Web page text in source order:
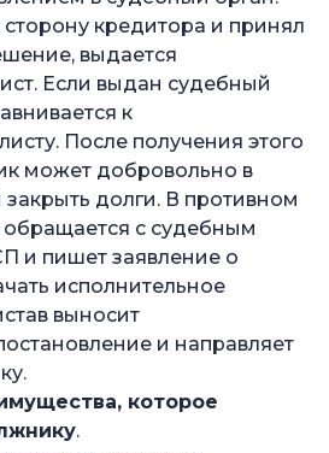
сторону кредитора и принял
выдается
Если выдан судебный
к
После получения этого
может добровольно в
долги. В противном
обращается с судебным
и пишет заявление о
исполнительное
выносит
и направляет
которое
.